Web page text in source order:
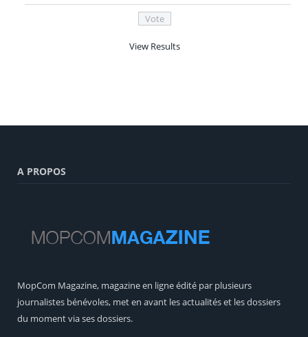
View Results
A PROPOS
MopCom Magazine, magazine en ligne édité par plusieurs
journalistes bénévoles, met en avant les actualités et les dossiers
du moment via ses dossiers.